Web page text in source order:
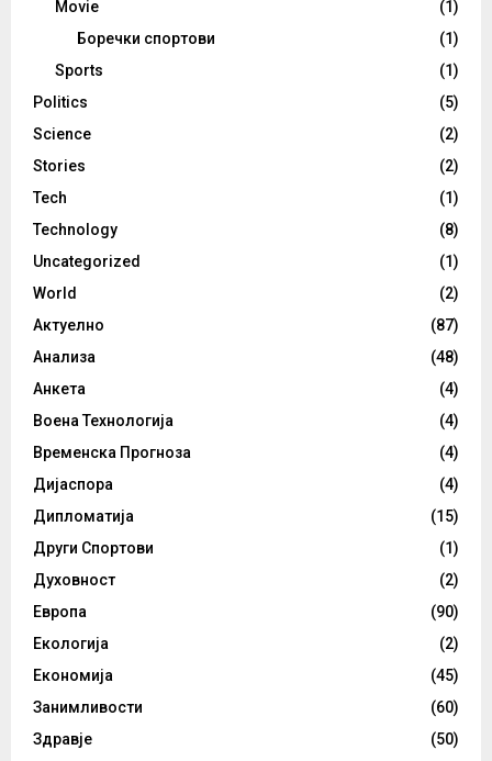
Movie
(1)
Боречки спортови
(1)
Sports
(1)
Politics
(5)
Science
(2)
Stories
(2)
Tech
(1)
Technology
(8)
Uncategorized
(1)
World
(2)
Актуелно
(87)
Анализа
(48)
Анкета
(4)
Воена Технологија
(4)
Временска Прогноза
(4)
Дијаспора
(4)
Дипломатија
(15)
Други Спортови
(1)
Духовност
(2)
Европа
(90)
Екологија
(2)
Економија
(45)
Занимливости
(60)
Здравје
(50)